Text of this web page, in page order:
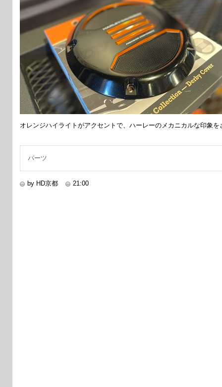
オレンジハイライトがアクセントで、ハーレーのメカニカルな印象
パーツ
by HD京都 21:00